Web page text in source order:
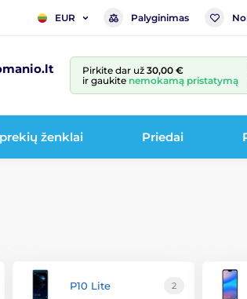
EUR Palyginimas
Pirkite dar už 30,00 €
ir gaukite nemokamą pristatymą
ženklai Priedai
P10 Lite 2